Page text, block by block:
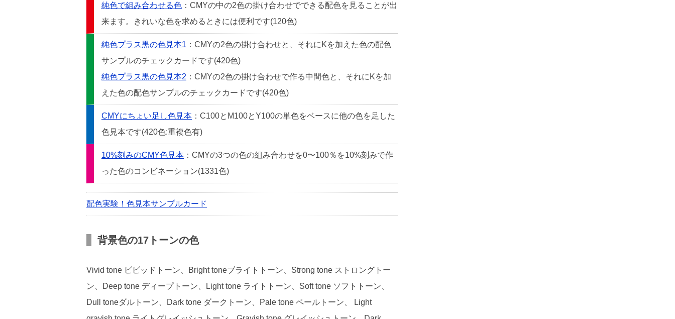
純色で組み合わせる色 ：CMYの中の2色の掛け合わせでできる配色を見ることが出
来ます。きれいな色を求めるときには便利です(120色)
純色プラス黒の色見本1 ：CMYの2色の掛け合わせと、それにKを加えた色の配色
サンプルのチェックカードです(420色)
純色プラス黒の色見本2 ：CMYの2色の掛け合わせで作る中間色と、それにKを加
えた色の配色サンプルのチェックカードです(420色)
CMYにちょい足し色見本 ：C100とM100とY100の単色をベースに他の色を足した
色見本です(420色:重複色有)
10%刻みのCMY色見本 ：CMYの3つの色の組み合わせを0〜100％を10%刻みで作
った色のコンビネーション(1331色)
配色実験！色見本サンプルカード
背景色の17トーンの色
Vivid tone ビビッドトーン、Bright toneブライトトーン、Strong tone ストロングトー
ン、Deep tone ディープトーン、Light tone ライトトーン、Soft tone ソフトトーン、
Dull toneダルトーン、Dark tone ダークトーン、Pale tone ペールトーン、 Light